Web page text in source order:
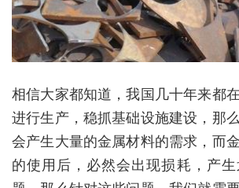
相信大家都知道，我国几十年来都
进行生产，稳抓基础设施建设，那
会产生大量的金属材料的需求，而
的使用后，必然会出现损耗，产